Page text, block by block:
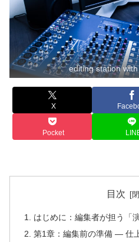
editing station
X
Pocket
目次
はじめに：編集者が担う「
第1章：編集前の準備 ― 仕